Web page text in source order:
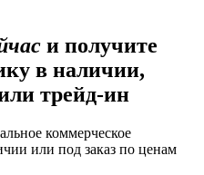
и получите
в наличии,
трейд-ин
коммерческое
или под заказ по ценам